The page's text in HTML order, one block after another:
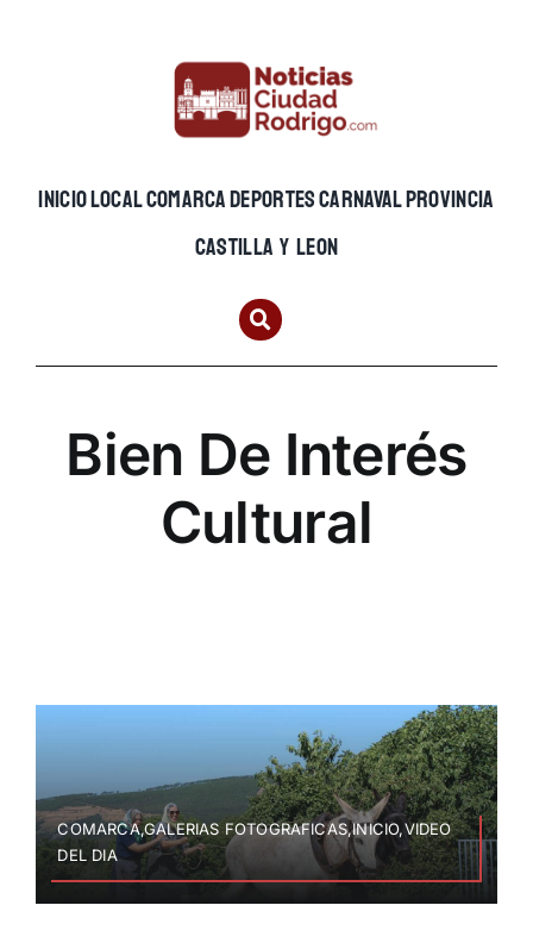
INICIOLOCALCOMARCADEPORTESCARNAVALPROVINCIA
CASTILLA Y LEON
Bien De Interés
Cultural
COMARCA,GALERIAS FOTOGRAFICAS,INICIO,VIDEO
DEL DIA